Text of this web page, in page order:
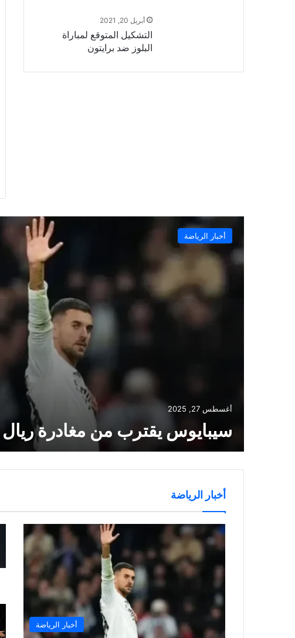
أبريل 20, 2021
التشكيل المتوقع لمباراة
البلوز ضد برايتون
أخبار الرياضة
أغسطس 27, 2025
سيبايوس يقترب من مغادرة ريال
أخبار الرياضة
أخبار الرياضة